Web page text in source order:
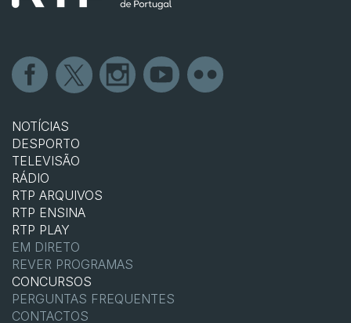
NOTÍCIAS
DESPORTO
TELEVISÃO
RÁDIO
RTP ARQUIVOS
RTP ENSINA
RTP PLAY
EM DIRETO
REVER PROGRAMAS
CONCURSOS
PERGUNTAS FREQUENTES
CONTACTOS